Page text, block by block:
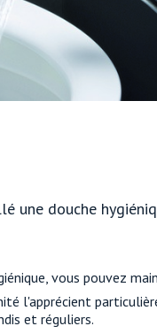
une douche
vous pouvez
l'apprécient
et réguliers.